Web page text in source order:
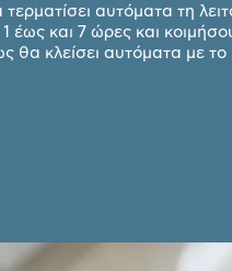
αυτόματα τη
1 έως και 7 ώρες και
θα κλείσει αυτόματα με το